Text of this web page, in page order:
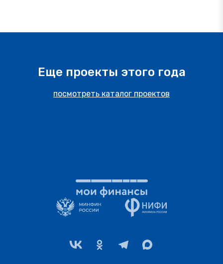
Еще проекты этого года
посмотреть каталог проектов